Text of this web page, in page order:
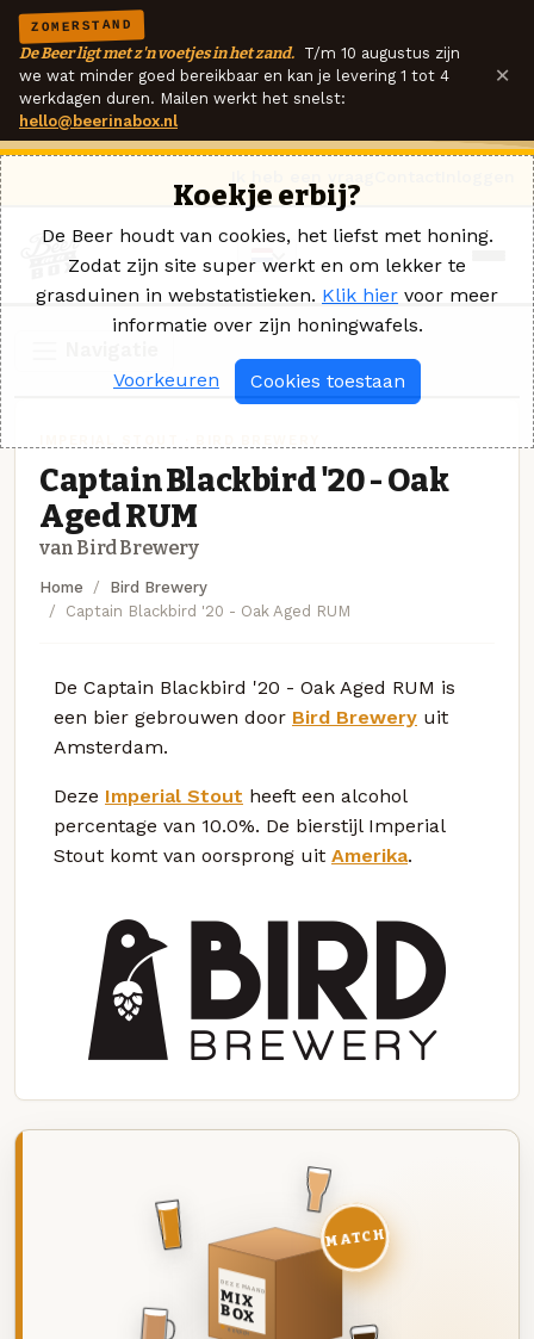
ZOMERSTAND
De Beer ligt met z'n voetjes in het zand. T/m 10 augustus zijn
we wat minder goed bereikbaar en kan je levering 1 tot 4
werkdagen duren. Mailen werkt het snelst:
hello@beerinabox.nl
×
Captain Blackbird '20 - Oak
Aged RUM
van Bird Brewery
Home
Bird Brewery
Captain Blackbird '20 - Oak Aged RUM
De Captain Blackbird '20 - Oak Aged RUM is
een bier gebrouwen door Bird Brewery uit
Amsterdam.
Deze Imperial Stout heeft een alcohol
percentage van 10.0%. De bierstijl Imperial
Stout komt van oorsprong uit Amerika.
DEZE MAAND
MIX
BOX
8 BIEREN
MATCH
Koekje erbij?
De Beer houdt van cookies, het liefst met honing.
Zodat zijn site super werkt en om lekker te
grasduinen in webstatistieken. Klik hier voor meer
informatie over zijn honingwafels.
Voorkeuren Cookies toestaan